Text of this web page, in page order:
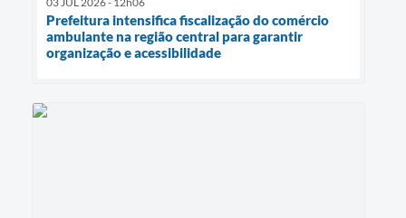
Prefeitura intensifica fiscalização do comércio
ambulante na região central para garantir
organização e acessibilidade